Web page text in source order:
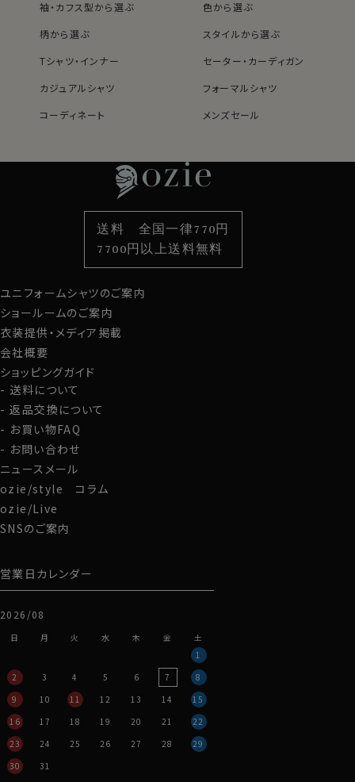
袖・カフス型から選ぶ
色から選ぶ
柄から選ぶ
スタイルから選ぶ
Tシャツ・インナー
セーター・カーディガン
カジュアルシャツ
フォーマルシャツ
コーディネート
メンズセール
袖・カフス型から選ぶ
色から選ぶ
柄から選ぶ
スタイルから選ぶ
カジュアルシャツ
定番シャツ
カフスボタン
サスペンダー
財布・名刺入れ
バッグ
ストール・マフラー
グローブ
ユニフォームシャツのご案内
ショールームのご案内
衣装提供・メディア掲載
会社概要
ショッピングガイド
送料について
返品交換について
お買い物FAQ
お問い合わせ
ニュースメール
ozie/style コラム
ozie/Live
SNSのご案内
営業日カレンダー
2026/08
日 月 火 水 木 金
土
1
2
3 4 5 6 7
8
9
10 11 12 13 14
15
16
17 18 19 20 21
22
23
24 25 26 27 28
29
30
31
送料 全国一律770円
7700円以上送料無料